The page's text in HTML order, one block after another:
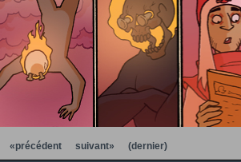
«précédent suivant» (dernier)